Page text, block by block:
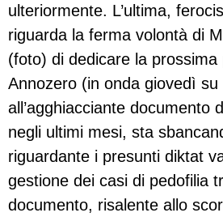
ulteriormente. L’ultima,
riguarda la ferma volontà di
(foto) di dedicare la prossima
Annozero (in onda giovedì
all’agghiacciante documento
negli ultimi mesi, sta
riguardante i presunti diktat
gestione dei casi di pedofilia
documento, risalente allo